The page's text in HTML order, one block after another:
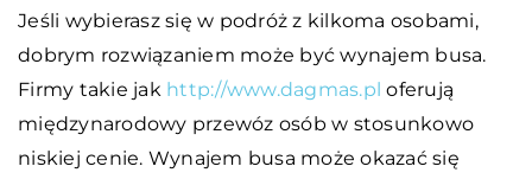
Jeśli wybierasz się w podróż z kilkoma osobami,
dobrym rozwiązaniem może być wynajem busa.
Firmy takie jak http://www.dagmas.pl oferują
międzynarodowy przewóz osób w stosunkowo
niskiej cenie. Wynajem busa może okazać się